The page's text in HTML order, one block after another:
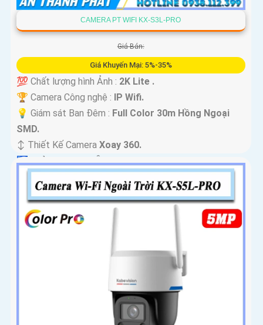
CAMERA PT WIFI KX-S3L-PRO
Giá Bán:
Giá Khuyến Mại: 5%-35%
💯 Chất lượng hình Ảnh : 2K Lite .
🏆 Camera Công nghệ : IP Wifi.
💡 Giám sát Ban Đêm : Full Color 30m Hồng Ngoại
SMD.
↕️ Thiết Kế Camera Xoay 360.
️🛃 Khả Năng :Thu Âm.